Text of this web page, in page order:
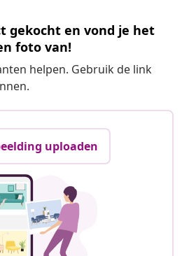
gekocht en vond je het
foto van!
helpen. Gebruik de link
uploaden